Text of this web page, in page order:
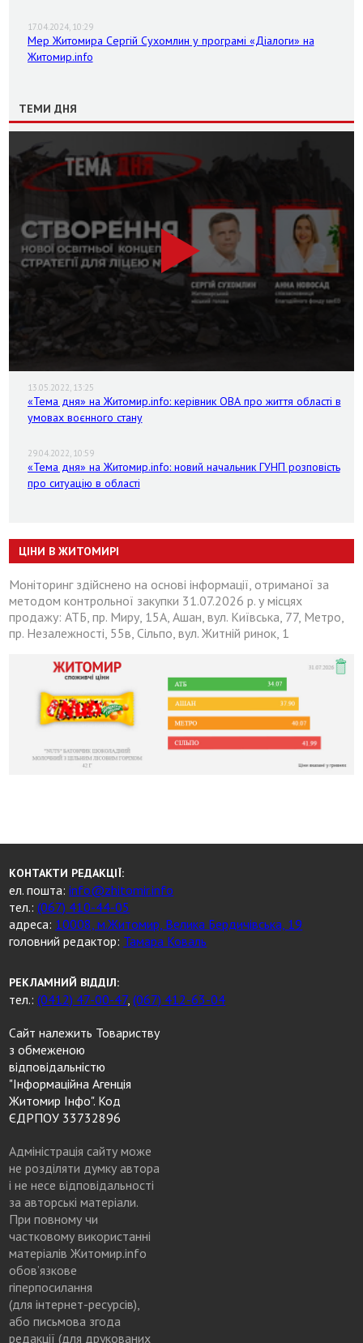
17.04.2024, 10:29
Мер Житомира Сергій Сухомлин у програмі «Діалоги» на
Житомир.info
ТЕМИ ДНЯ
13.05.2022, 13:25
«Тема дня» на Житомир.info: керівник ОВА про життя області в
умовах воєнного стану
29.04.2022, 10:59
«Тема дня» на Житомир.info: новий начальник ГУНП розповість
про ситуацію в області
ЦІНИ В ЖИТОМИРІ
Моніторинг здійснено на основі інформації, отриманої за
методом контрольної закупки 31.07.2026 р. у місцях
продажу: АТБ, пр. Миру, 15А, Ашан, вул. Київська, 77, Метро,
пр. Незалежності, 55в, Сільпо, вул. Житній ринок, 1
КОНТАКТИ РЕДАКЦІЇ:
ел. пошта:info@zhitomir.info
тел.:(067) 410-44-05
адреса: 10008, м.Житомир, Велика Бердичівська, 19
головний редактор: Тамара Коваль
РЕКЛАМНИЙ ВІДДІЛ:
тел.:(0412) 47-00-47,(067) 412-63-04
Сайт належить Товариству
з обмеженою
відповідальністю
"Інформаційна Агенція
Житомир Інфо". Код
ЄДРПОУ 33732896
Адміністрація сайту може
не розділяти думку автора
і не несе відповідальності
за авторські матеріали.
При повному чи
частковому використанні
матеріалів Житомир.info
обов’язкове
гіперпосилання
(для інтернет-ресурсів),
або письмова згода
редакції (для друкованих